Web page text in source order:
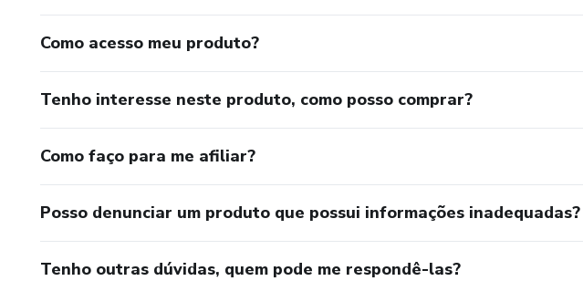
Como acesso meu produto?
Tenho interesse neste produto, como posso comprar?
Como faço para me afiliar?
Posso denunciar um produto que possui informações inadequadas?
Tenho outras dúvidas, quem pode me respondê-las?